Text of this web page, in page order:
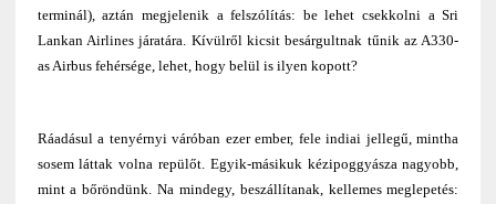
terminál), aztán megjelenik a felszólítás: be lehet csekkolni a Sri
Lankan Airlines járatára. Kívülről kicsit besárgultnak tűnik az A330-
as Airbus fehérsége, lehet, hogy belül is ilyen kopott?
Ráadásul a tenyérnyi váróban ezer ember, fele indiai jellegű, mintha
sosem láttak volna repülőt. Egyik-másikuk kézipoggyásza nagyobb,
mint a bőröndünk. Na mindegy, beszállítanak, kellemes meglepetés: